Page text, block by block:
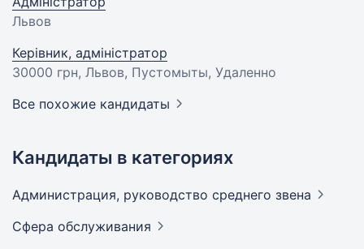
Львов
Керівник, адміністратор
30000 грн, Львов, Пустомыты, Удаленно
Все похожие кандидаты
Кандидаты в категориях
Администрация, руководство среднего звена
Сфера обслуживания